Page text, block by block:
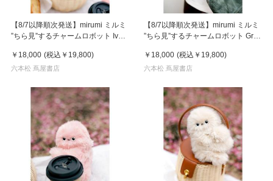
【8/7以降順次発送】mirumi ミルミ
”ちら見”するチャームロボット Ivory
￥18,000 (税込 ￥19,800)
六本松 蔦屋書店
【8/7以降順次発送】mirumi ミルミ
”ちら見”するチャームロボット Gray
￥18,000 (税込 ￥19,800)
六本松 蔦屋書店